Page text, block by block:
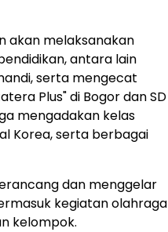
akan melaksanakan
antara lain
serta mengecat
Plus" di Bogor dan SD
mengadakan kelas
Korea, serta berbagai
dan menggelar
kegiatan olahraga
kelompok.